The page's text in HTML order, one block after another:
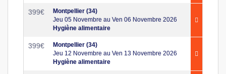
399€
Montpellier (34)
Jeu 05 Novembre au Ven 06 Novembre 2026
Hygiène alimentaire
399€
Montpellier (34)
Jeu 12 Novembre au Ven 13 Novembre 2026
Hygiène alimentaire